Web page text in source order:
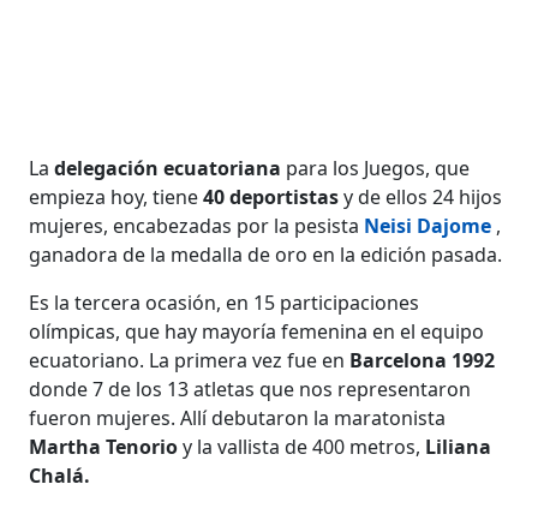
Ladelegación ecuatoriana para los Juegos, que
empieza hoy, tiene40 deportistasy de ellos 24 hijos
mujeres, encabezadas por la pesista Neisi Dajome ,
ganadora de la medalla de oro en la edición pasada.
Es la tercera ocasión, en 15 participaciones
olímpicas, que hay mayoría femenina en el equipo
ecuatoriano. La primera vez fue en Barcelona 1992
donde 7 de los 13 atletas que nos representaron
fueron mujeres. Allí debutaron la maratonista
Martha Tenorioy la vallista de 400 metros, Liliana
Chalá.